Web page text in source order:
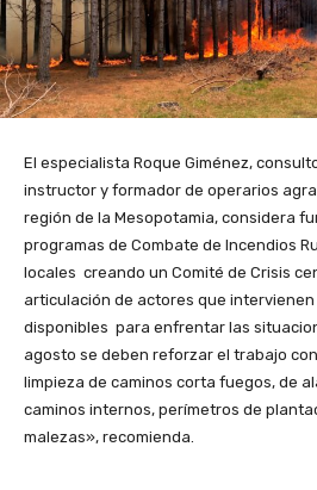
El especialista Roque Giménez,
instructor y formador de operarios
región de la Mesopotamia, considera
programas de Combate de Incendios
locales creando un Comité de Crisis
articulación de actores que
disponibles para enfrentar las
agosto se deben reforzar el trabajo
limpieza de caminos corta fuegos, de
caminos internos, perímetros de
malezas», recomienda.